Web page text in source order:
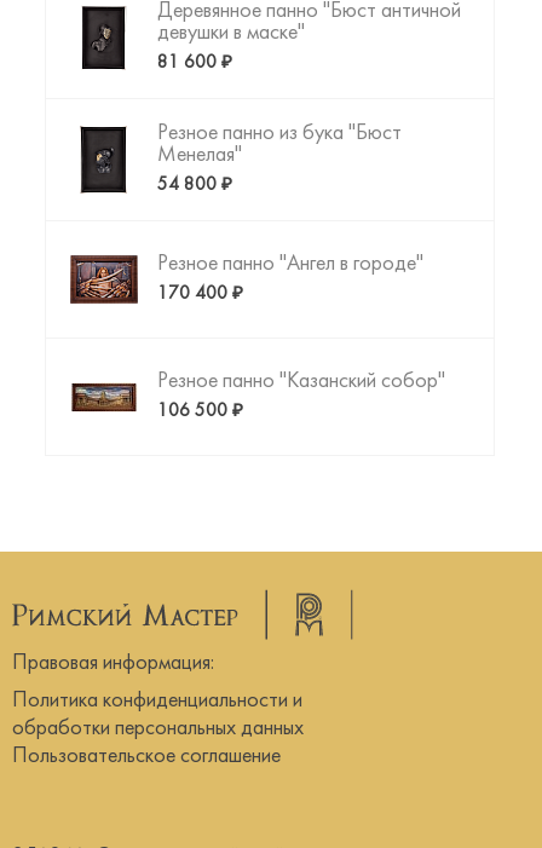
Деревянное панно "Бюст античной
девушки в маске"
81 600 ₽
Резное панно из бука "Бюст
Менелая"
54 800 ₽
Резное панно "Ангел в городе"
170 400 ₽
Резное панно "Казанский собор"
106 500 ₽
Правовая информация:
Политика конфиденциальности и
обработки персональных данных
Пользовательское соглашение